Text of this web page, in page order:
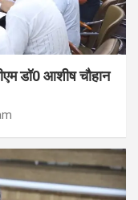
डॉ0 आशीष चौहान